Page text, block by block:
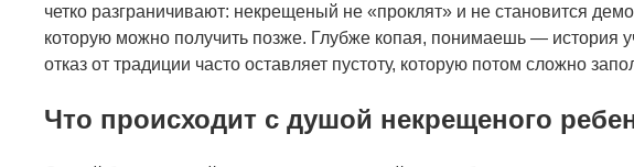
четко разграничивают: некрещеный не «проклят» и не становится
которую можно получить позже. Глубже копая, понимаешь — история
отказ от традиции часто оставляет пустоту, которую потом сложно
Что происходит с душой некрещеного